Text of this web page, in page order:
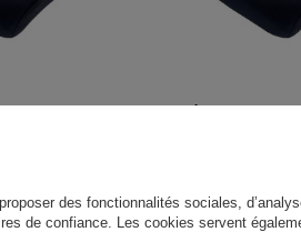
OXIMO V2 BLEU SIÈGE ENFANT
des fonctionnalités sociales,
de confiance. Les cookies servent